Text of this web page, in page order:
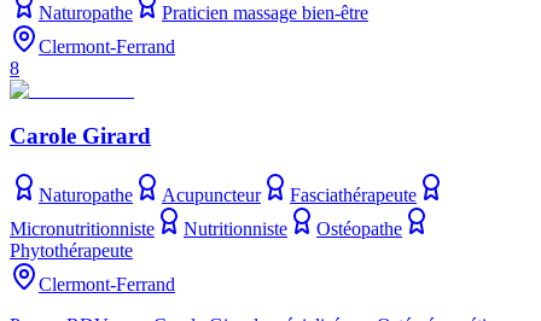
Naturopathe
Praticien massage bien-être
Clermont-Ferrand
8
Carole Girard
Naturopathe Acupuncteur
Fasciathérapeute
Micronutritionniste
Nutritionniste
Ostéopathe
Phytothérapeute
Clermont-Ferrand